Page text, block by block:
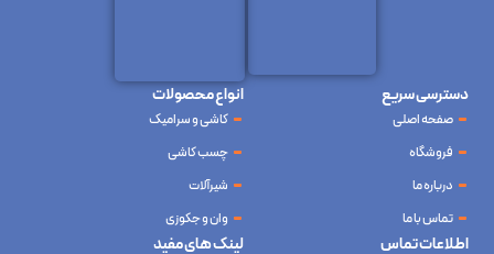
دسترسی سریع
صفحه اصلی
فروشگاه
درباره ما
تماس با ما
انواع محصولات
کاشی و سرامیک
چسب کاشی
شیرآلات
وان و جکوزی
لینک های مفید اطلاعات تماس